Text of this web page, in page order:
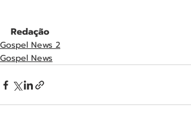
Redação
Gospel News 2
Gospel News